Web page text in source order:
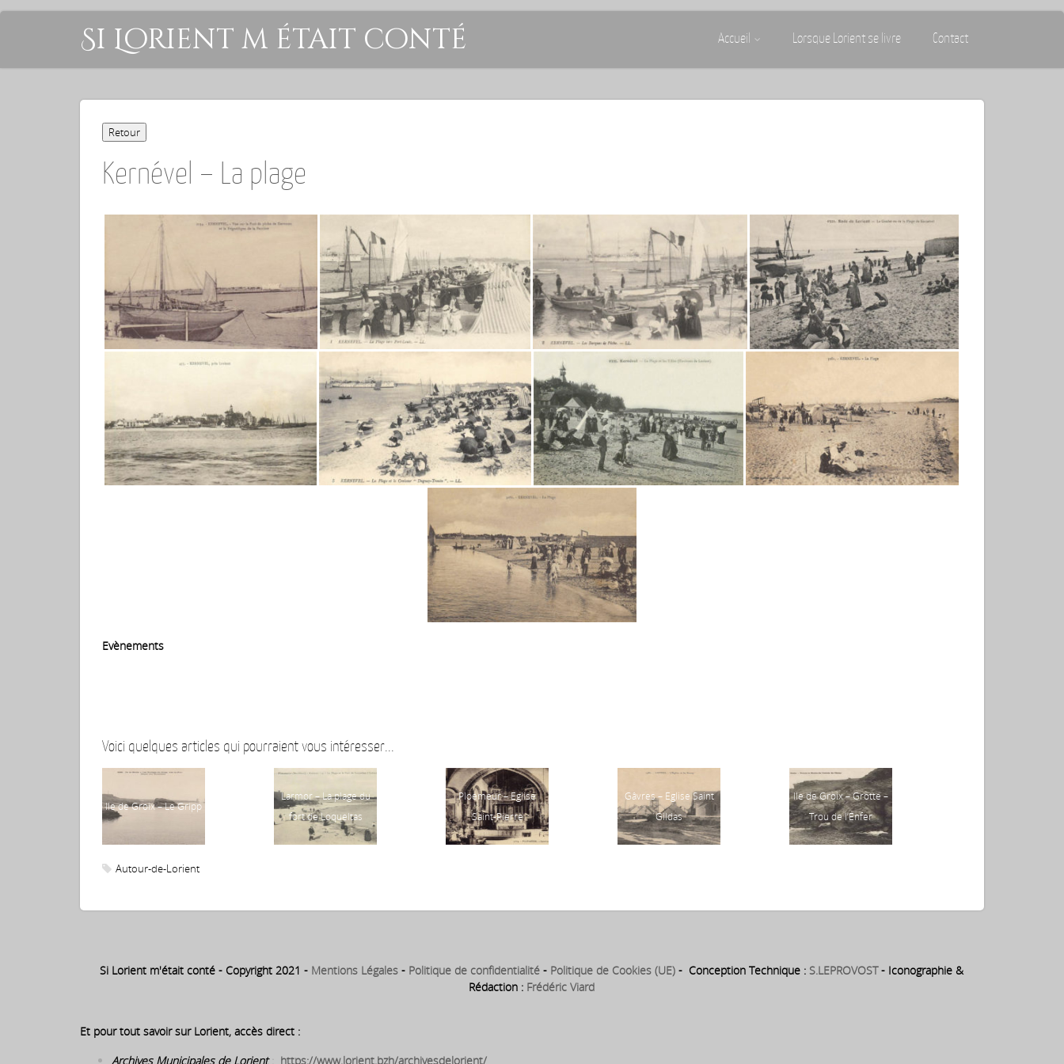
Si Lorient m était conté Accueil Lorsque Lorient se livre Contact
Kernével – La plage
Evènements
Voici quelques articles qui pourraient vous intéresser...
Ile de Groix – Le Gripp
Larmor – La plage du
fort de Loqueltas
Ploemeur – Eglise
Saint-Pierre
Gâvres – Eglise Saint
Gildas
Ile de Groix – Grotte –
Trou de l’Enfer
Autour-de-Lorient
Si Lorient m'était conté - Copyright 2021 - Mentions Légales - Politique de confidentialité - Politique de Cookies (UE) - Conception Technique :S.LEPROVOST- Iconographie &
Rédaction : Frédéric Viard
Et pour tout savoir sur Lorient, accès direct :
Archives Municipales de Lorient
https://www.lorient.bzh/archivesdelorient/